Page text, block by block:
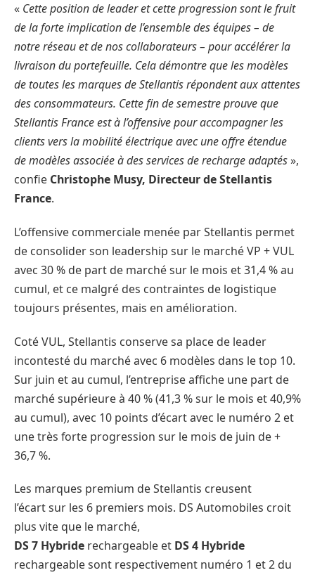
« Cette position de leader et cette progression sont le fruit
de la forte implication de l’ensemble des équipes – de
notre réseau et de nos collaborateurs – pour accélérer la
livraison du portefeuille. Cela démontre que les modèles
de toutes les marques de Stellantis répondent aux attentes
des consommateurs. Cette fin de semestre prouve que
Stellantis France est à l’offensive pour accompagner les
clients vers la mobilité électrique avec une offre étendue
de modèles associée à des services de recharge adaptés»,
confie Christophe Musy, Directeur de Stellantis
France.
L’offensive commerciale menée par Stellantis permet
de consolider son leadership sur le marché VP + VUL
avec 30 % de part de marché sur le mois et 31,4 % au
cumul, et ce malgré des contraintes de logistique
toujours présentes, mais en amélioration.
Coté VUL, Stellantis conserve sa place de leader
incontesté du marché avec 6 modèles dans le top 10.
Sur juin et au cumul, l’entreprise affiche une part de
marché supérieure à 40 % (41,3 % sur le mois et 40,9%
au cumul), avec 10 points d’écart avec le numéro 2 et
une très forte progression sur le mois de juin de +
36,7 %.
Les marques premium de Stellantis creusent
l’écart sur les 6 premiers mois. DS Automobiles croit
plus vite que le marché,
DS 7 Hybride rechargeable et DS 4 Hybride
rechargeable sont respectivement numéro 1 et 2 du